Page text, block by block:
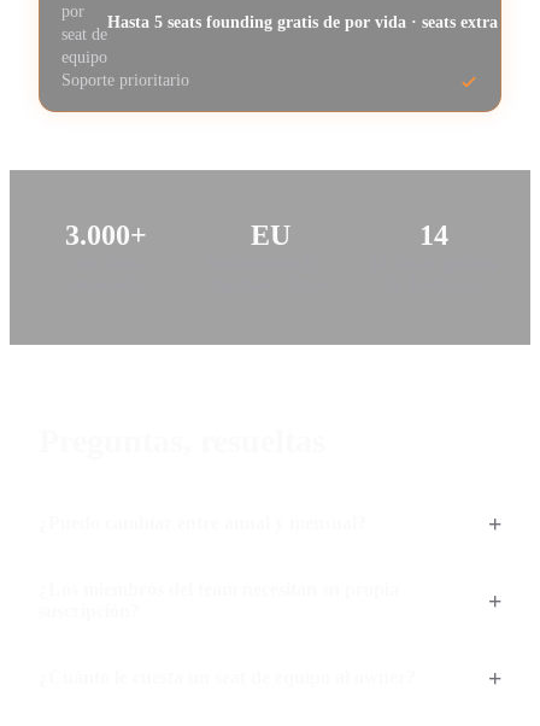
por
seat de
equipo
Hasta 5 seats founding gratis de por vida · seats extra
Soporte prioritario
3.000+ EU 14